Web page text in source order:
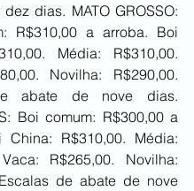
dias. MATO GROSSO:
R$310,00 a arroba. Boi
Média: R$310,00.
Novilha: R$290,00.
abate de nove dias.
Boi comum: R$300,00 a
China: R$310,00. Média:
R$265,00. Novilha:
de abate de nove